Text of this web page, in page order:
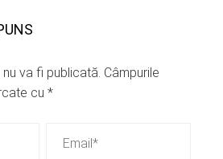
va fi publicată. Câmpurile
cu *